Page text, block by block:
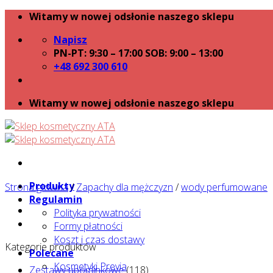
Skip
content
Witamy w nowej odsłonie naszego sklepu
Napisz
PN-PT: 9:30 – 17:00 SOB: 9:00 – 13:00
+48 692 300 610
Witamy w nowej odsłonie naszego sklepu
Produkty
Regulamin
Polityka prywatności
Formy płatności
Koszt i czas dostawy
Polecane
Kosmetyki Previa
Strona główna/ Zapachy dla mężczyzn /wody perfumowane
Kategorie produktów
Zestawy upominkowe(118)